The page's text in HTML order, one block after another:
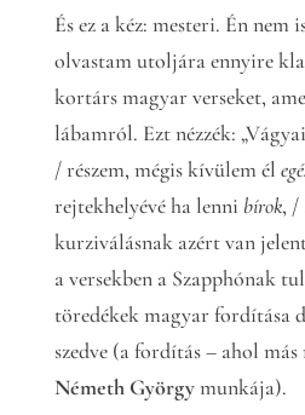
És ez a kéz: mesteri. Én
olvastam utoljára ennyire
kortárs magyar verseket,
lábamról. Ezt nézzék:
/ részem, mégis kívülem él
rejtekhelyévé ha lenni bírok, /
kurziválásnak azért van
a versekben a Szapphónak
töredékek magyar fordítása
szedve (a fordítás – ahol más
Németh Györgymunkája).